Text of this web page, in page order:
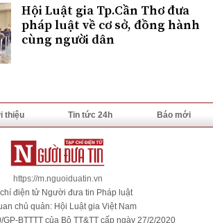
Hội Luật gia Tp.Cần Thơ đưa
pháp luật về cơ sở, đồng hành
cùng người dân
thiệu Tin tức 24h Báo mới
https://m.nguoiduatin.vn
điện tử Người đưa tin Pháp luật
chủ quản: Hội Luật gia Việt Nam
BTTTT của Bộ TT&TT cấp ngày 27/2/2020